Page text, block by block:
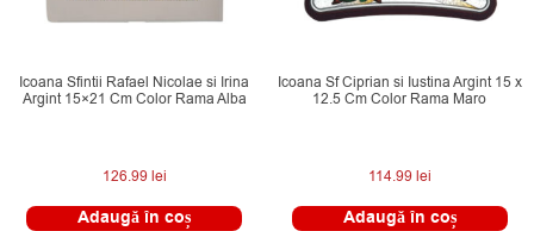
Icoana Sfintii Rafael Nicolae si Irina
Argint 15×21 Cm Color Rama Alba
126.99lei
Adaugă în coș
Icoana Sf Ciprian si Iustina Argint 15 x
12.5 Cm Color Rama Maro
114.99lei
Adaugă în coș